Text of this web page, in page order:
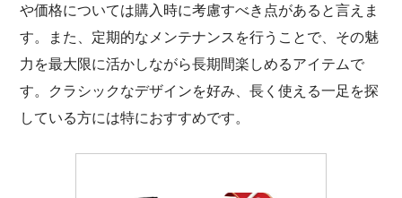
や価格については購入時に考慮すべき点があると言えま
す。また、定期的なメンテナンスを行うことで、その魅
力を最大限に活かしながら長期間楽しめるアイテムで
す。クラシックなデザインを好み、長く使える一足を探
している方には特におすすめです。